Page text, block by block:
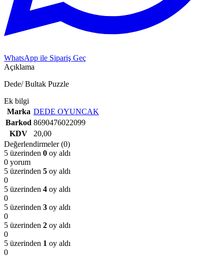
WhatsApp ile Sipariş Geç
Açıklama
Dede/ Bultak Puzzle
Ek bilgi
Marka DEDE OYUNCAK
Barkod 8690476022099
KDV
20,00
Değerlendirmeler (0)
5 üzerinden 0 oy aldı
0 yorum
5 üzerinden 5 oy aldı
0
5 üzerinden 4 oy aldı
0
5 üzerinden 3 oy aldı
0
5 üzerinden 2 oy aldı
0
5 üzerinden 1 oy aldı
0